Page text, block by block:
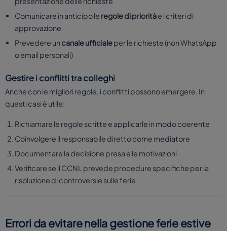
Comunicare in anticipo le regole di prioritàe i criteri di
approvazione
Prevedere uncanale ufficialeper le richieste (non WhatsApp
o email personali)
Gestire i conflitti tra colleghi
Anche con le migliori regole, i conflitti possono emergere. In
questi casi è utile:
Richiamare le regole scritte e applicarle in modo coerente
Coinvolgere il responsabile diretto come mediatore
Documentare la decisione presa e le motivazioni
Verificare se il CCNL prevede procedure specifiche per la
risoluzione di controversie sulle ferie
Errori da evitare nella gestione ferie estive